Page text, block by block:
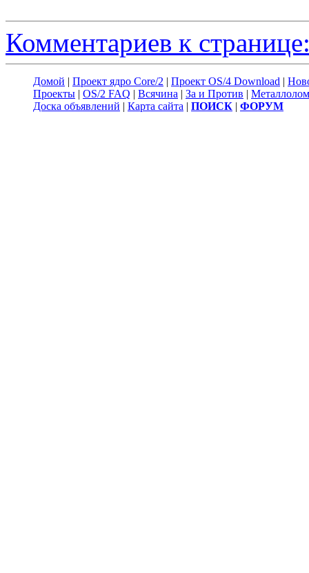
Комментариев к
Домой | Проект ядро Core/2 | Проект OS/4 Download |
Проекты | OS/2 FAQ | Всячина | За и Против | Металлолом
Доска объявлений | Карта сайта | ПОИСК | ФОРУМ